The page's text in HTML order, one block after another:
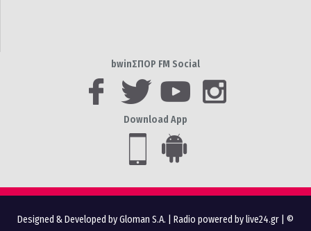
bwinΣΠΟΡ FM Social
Download App
Designed & Developed by Gloman S.A. Radio powered by live24.gr | ©